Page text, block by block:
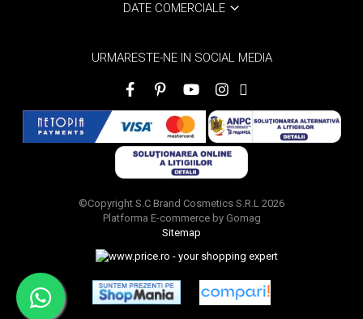
DATE COMERCIALE
URMARESTE-NE IN SOCIAL MEDIA
©Copyright S.C Brand Cosmetics S.R.L 2026
Platforma E-commerce by Gomag
Sitemap